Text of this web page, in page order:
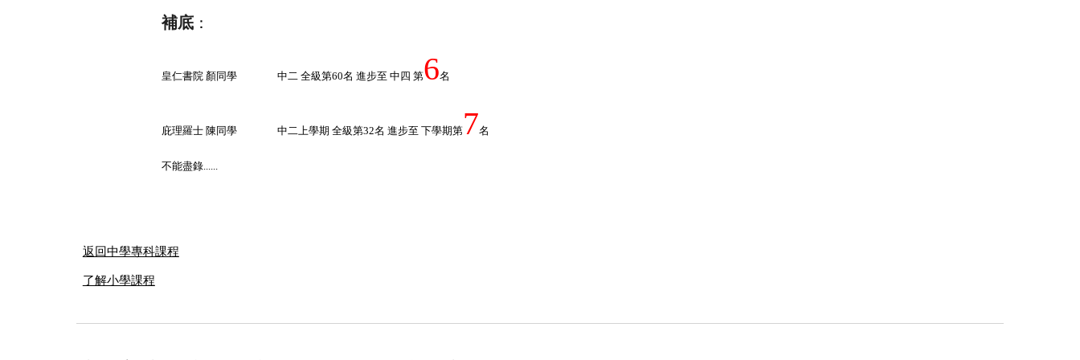
補底 ：
皇仁書院 顏同學 中二 全級第60名 進步至 中四 第6名
庇理羅士 陳同學 中二上學期 全級第32名 進步至 下學期第7名
不能盡錄......
返回中學專科課程
了解小學課程